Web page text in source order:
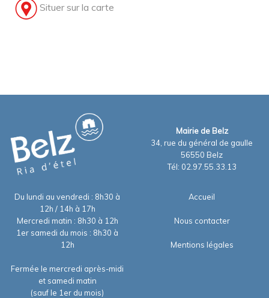
Situer sur la carte
Mairie de Belz
34, rue du général de gaulle
56550 Belz
Tél: 02.97.55.33.13
Du lundi au vendredi : 8h30 à
12h / 14h à 17h
Mercredi matin : 8h30 à 12h
1er samedi du mois : 8h30 à
12h
Fermée le mercredi après-midi
et samedi matin
(sauf le 1er du mois)
Accueil
Nous contacter
Mentions légales